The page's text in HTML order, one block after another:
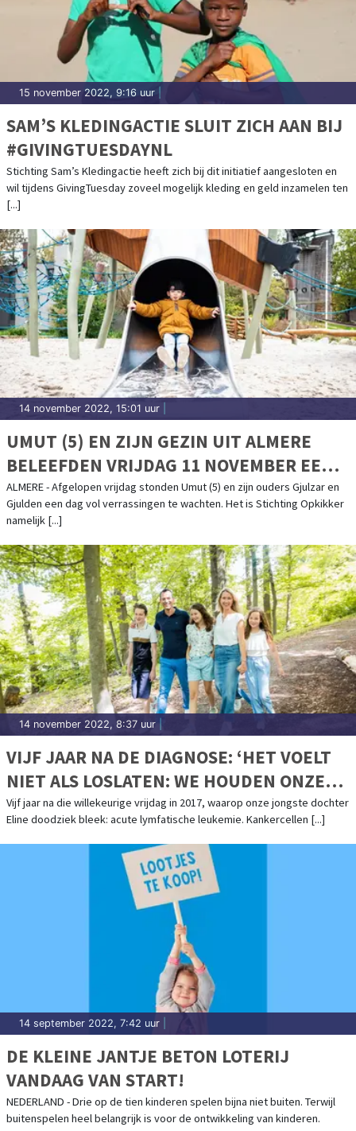
15 november 2022, 9:16 uur
SAM’S KLEDINGACTIE SLUIT ZICH AAN BIJ
#GIVINGTUESDAYNL
Stichting Sam’s Kledingactie heeft zich bij dit initiatief aangesloten en
wil tijdens GivingTuesday zoveel mogelijk kleding en geld inzamelen ten
[...]
14 november 2022, 15:01 uur
UMUT (5) EN ZIJN GEZIN UIT ALMERE
BELEEFDEN VRIJDAG 11 NOVEMBER EEN
WELVERDIENDE OPKIKKERDAG VOL
VERRASSINGEN!
ALMERE - Afgelopen vrijdag stonden Umut (5) en zijn ouders Gjulzar en
Gjulden een dag vol verrassingen te wachten. Het is Stichting Opkikker
namelijk [...]
14 november 2022, 8:37 uur
VIJF JAAR NA DE DIAGNOSE: ‘HET VOELT
NIET ALS LOSLATEN: WE HOUDEN ONZE
WERKELIJKHEID ANDERS VAST.’
Vijf jaar na die willekeurige vrijdag in 2017, waarop onze jongste dochter
Eline doodziek bleek: acute lymfatische leukemie. Kankercellen [...]
14 september 2022, 7:42 uur
DE KLEINE JANTJE BETON LOTERIJ
VANDAAG VAN START!
NEDERLAND - Drie op de tien kinderen spelen bijna niet buiten. Terwijl
buitenspelen heel belangrijk is voor de ontwikkeling van kinderen.